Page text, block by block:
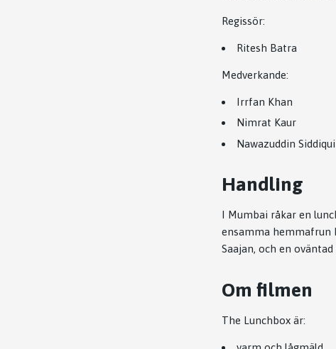
Regissör:
Ritesh Batra
Medverkande:
Irrfan Khan
Nimrat Kaur
Nawazuddin Siddiqui
Handling
I Mumbai råkar en
ensamma hemmafrun
Saajan, och en
Om filmen
The Lunchbox är: